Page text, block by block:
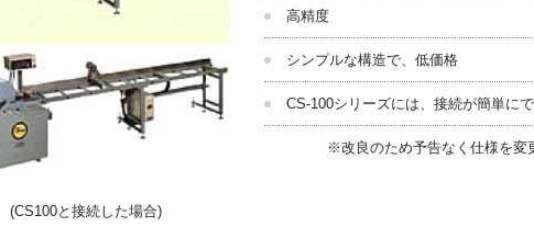
(CS100と接続した場合)
高精度
シンプルな構造で、低価格
CS-100シリーズには、接続が簡単に
※改良のため予告なく仕様を変